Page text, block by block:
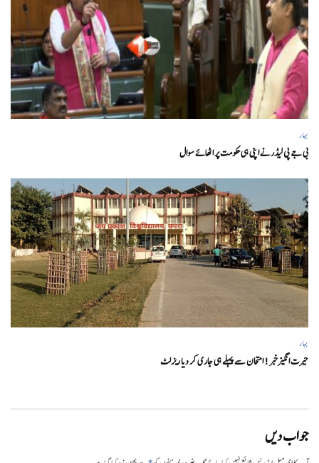
بہار
بی جے پی لیڈر نے اپنی ہی حکومت پر اٹھائے سوال
بہار
حیرت انگیزخبر ! امتحان سے پہلے ہی جاری کر دیا ریزلٹ
جواب دیں